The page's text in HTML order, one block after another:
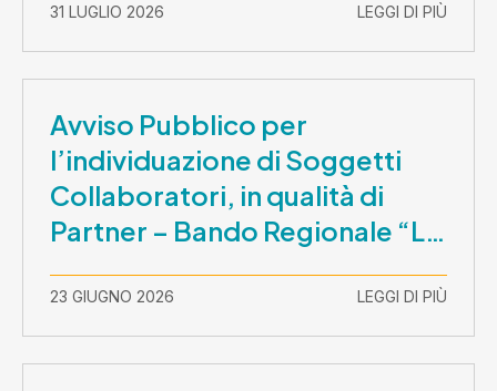
31 LUGLIO 2026 LEGGI DI PIÙ
Avviso Pubblico per
l’individuazione di Soggetti
Collaboratori, in qualità di
Partner – Bando Regionale “La
– CUP E81B26000210003
23 GIUGNO 2026 LEGGI DI PIÙ